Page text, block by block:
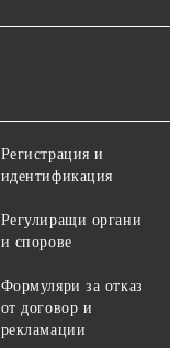
Регистрация и
идентификация
Регулиращи органи
и спорове
Формуляри за отказ
от договор и
рекламации